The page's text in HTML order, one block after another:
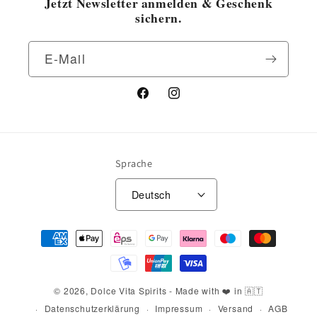
sichern.
E-Mail
FacebookInstagram
Sprache
Deutsch
Zahlungsmethoden
© 2026, Dolce Vita Spirits - Made with ❤️ in 🇦🇹
Datenschutzerklärung
Impressum Versand AGB